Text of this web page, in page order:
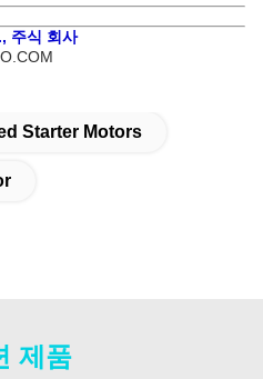
주식 회사
Starter Motors
제품